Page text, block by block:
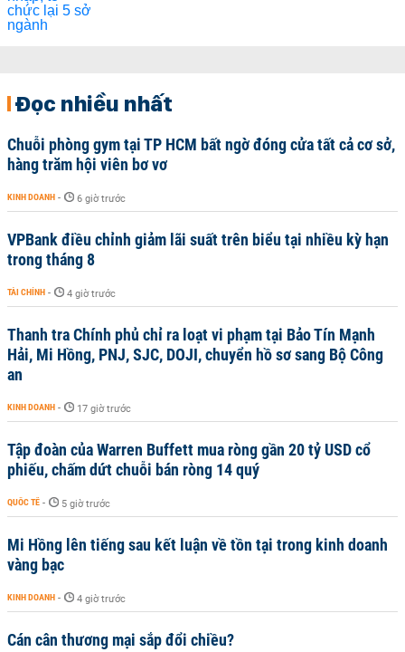
Đọc nhiều nhất
Chuỗi phòng gym tại TP HCM bất ngờ đóng cửa tất cả cơ sở,
hàng trăm hội viên bơ vơ
KINH DOANH - 6 giờ trước
VPBank điều chỉnh giảm lãi suất trên biểu tại nhiều kỳ hạn
trong tháng 8
TÀI CHÍNH - 4 giờ trước
Thanh tra Chính phủ chỉ ra loạt vi phạm tại Bảo Tín Mạnh
Hải, Mi Hồng, PNJ, SJC, DOJI, chuyển hồ sơ sang Bộ Công
an
KINH DOANH - 17 giờ trước
Tập đoàn của Warren Buffett mua ròng gần 20 tỷ USD cổ
phiếu, chấm dứt chuỗi bán ròng 14 quý
QUỐC TẾ - 5 giờ trước
Mi Hồng lên tiếng sau kết luận về tồn tại trong kinh doanh
vàng bạc
KINH DOANH - 4 giờ trước
Cán cân thương mại sắp đổi chiều?